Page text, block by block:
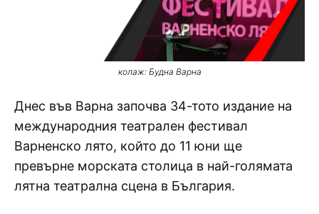
колаж: Будна Варна
Днес във Варна започва 34-тото издание на
международния театрален фестивал
Варненско лято, който до 11 юни ще
превърне морската столица в най-голямата
лятна театрална сцена в България.